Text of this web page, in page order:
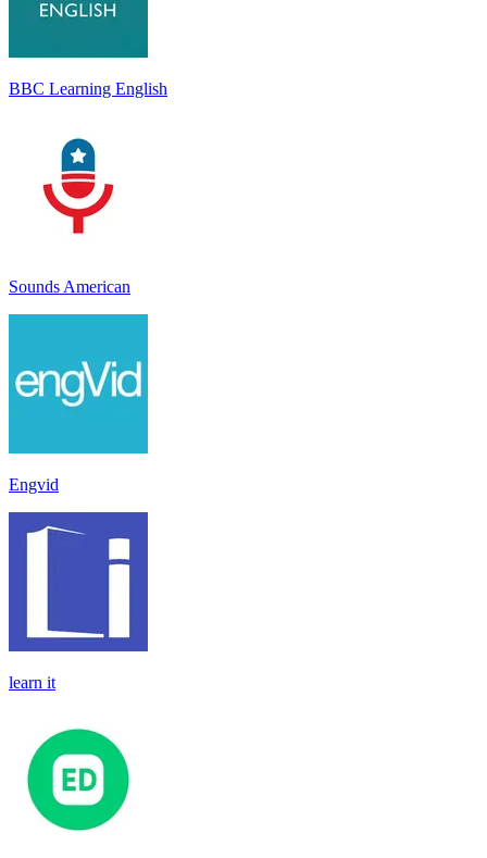
BBC Learning English
Sounds American
Engvid
learn it